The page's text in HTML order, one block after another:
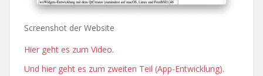
Screenshot der Website
Hier geht es zum Video.
Und hier geht es zum zweiten Teil (App-Entwicklung).